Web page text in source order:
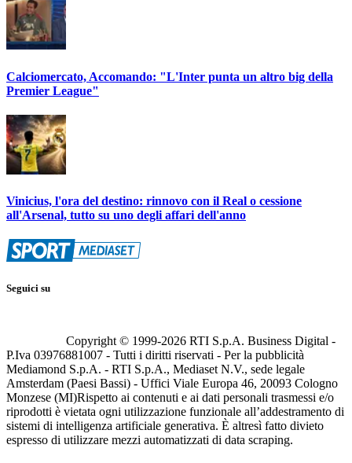
Calciomercato, Accomando: "L'Inter punta un altro big della
Premier League"
Vinicius, l'ora del destino: rinnovo con il Real o cessione
all'Arsenal, tutto su uno degli affari dell'anno
Seguici su
Copyright © 1999-2026 RTI S.p.A. Business Digital -
P.Iva 03976881007 - Tutti i diritti riservati - Per la pubblicità
Mediamond S.p.A. - RTI S.p.A., Mediaset N.V., sede legale
Amsterdam (Paesi Bassi) - Uffici Viale Europa 46, 20093 Cologno
Monzese (MI)Rispetto ai contenuti e ai dati personali trasmessi e/o
riprodotti è vietata ogni utilizzazione funzionale all’addestramento di
sistemi di intelligenza artificiale generativa. È altresì fatto divieto
espresso di utilizzare mezzi automatizzati di data scraping.